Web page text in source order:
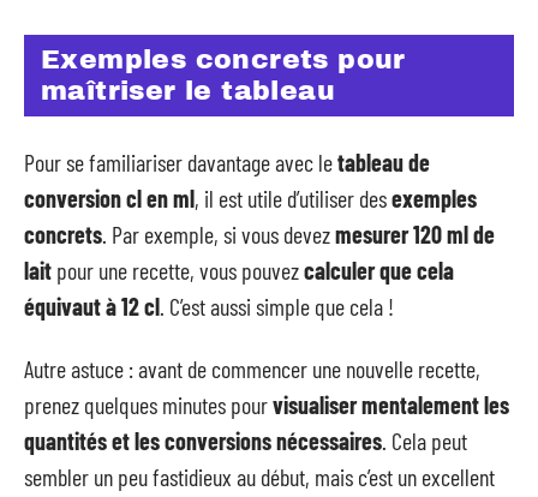
Exemples concrets pour
maîtriser le tableau
Pour se familiariser davantage avec letableau de
conversion cl en ml, il est utile d’utiliser desexemples
concrets . Par exemple, si vous devezmesurer 120 ml de
lait pour une recette, vous pouvezcalculer que cela
équivaut à 12 cl . C’est aussi simple que cela !
Autre astuce : avant de commencer une nouvelle recette,
prenez quelques minutes pourvisualiser mentalement les
quantités et les conversions nécessaires. Cela peut
sembler un peu fastidieux au début, mais c’est un excellent